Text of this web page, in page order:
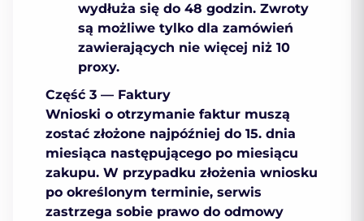
wydłuża się do 48 godzin. Zwroty
są możliwe tylko dla zamówień
zawierających nie więcej niż 10
proxy.
Część 3 — Faktury
Wnioski o otrzymanie faktur muszą
zostać złożone najpóźniej do 15. dnia
miesiąca następującego po miesiącu
zakupu. W przypadku złożenia wniosku
po określonym terminie, serwis
zastrzega sobie prawo do odmowy